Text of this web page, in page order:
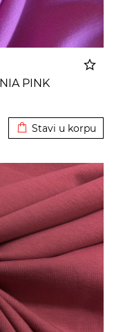
PINK
Stavi u korpu